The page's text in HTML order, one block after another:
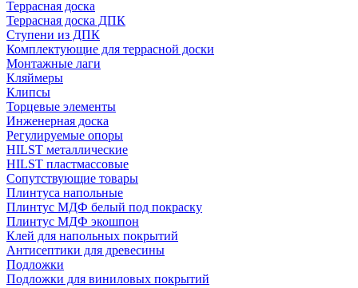
Террасная доска
Террасная доска ДПК
Ступени из ДПК
Комплектующие для террасной доски
Монтажные лаги
Кляймеры
Клипсы
Торцевые элементы
Инженерная доска
Регулируемые опоры
HILST металлические
HILST пластмассовые
Сопутствующие товары
Плинтуса напольные
Плинтус МДФ белый под покраску
Плинтус МДФ экошпон
Клей для напольных покрытий
Антисептики для древесины
Подложки
Подложки для виниловых покрытий